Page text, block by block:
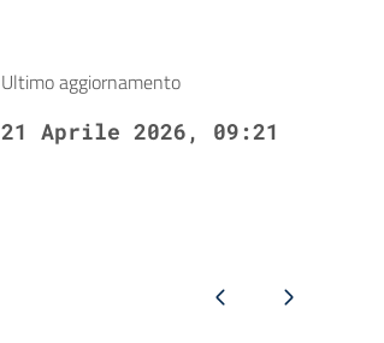
Ultimo aggiornamento
21 Aprile 2026, 09:21
Pagina precedentePagina successiva